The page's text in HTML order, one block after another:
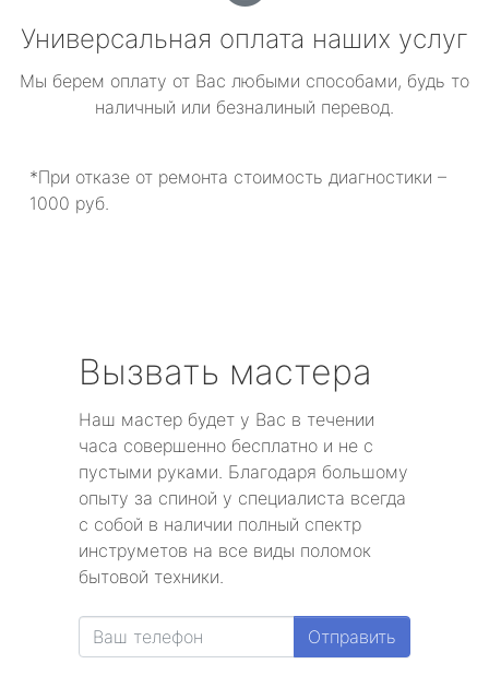
Универсальная оплата наших услуг
Мы берем оплату от Вас любыми способами, будь то
наличный или безналиный перевод.
*При отказе от ремонта стоимость диагностики –
1000 руб.
Вызвать мастера
Наш мастер будет у Вас в течении
часа совершенно бесплатно и не с
пустыми руками. Благодаря большому
опыту за спиной у специалиста всегда
с собой в наличии полный спектр
инструметов на все виды поломок
бытовой техники.
Отправить